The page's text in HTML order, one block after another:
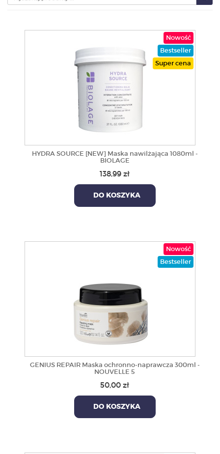
SZKOLENIA
KONTAKT
O NAS
Nowość
Bestseller
Super cena
HYDRA SOURCE [NEW] Maska nawilżająca 1080ml -
BIOLAGE
138,99 zł
DO KOSZYKA
Nowość
Bestseller
GENIUS REPAIR Maska ochronno-naprawcza 300ml -
NOUVELLE 5
50,00 zł
DO KOSZYKA